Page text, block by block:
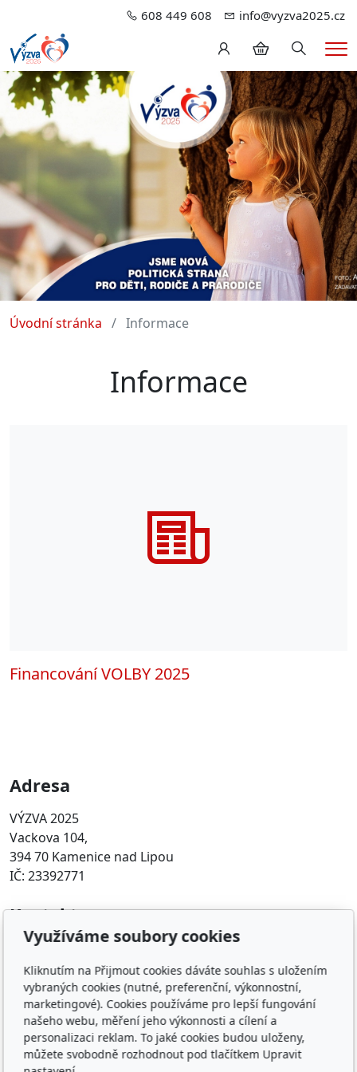
608 449 608 info@vyzva2025.cz
Hledání
Úvodní stránka Informace
Informace
Financování VOLBY 2025
Adresa
VÝZVA 2025
Vackova 104,
394 70 Kamenice nad Lipou
IČ: 23392771
Kontakt
info@vyzva2025.cz
608 449 608
Oblíbené odkazy
Transparentní účet
Informace o financování voleb 2025
Využíváme soubory cookies
Kliknutím na Přijmout cookies dáváte souhlas s uložením
vybraných cookies (nutné, preferenční, výkonnostní,
marketingové). Cookies používáme pro lepší fungování
našeho webu, měření jeho výkonnosti a cílení a
personalizaci reklam. To jaké cookies budou uloženy,
můžete svobodně rozhodnout pod tlačítkem Upravit